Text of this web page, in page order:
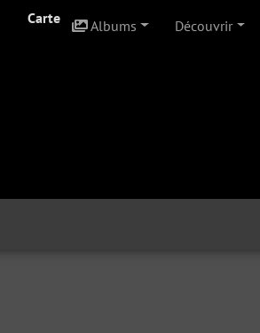
Carte + Albums Découvrir